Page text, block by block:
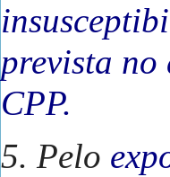
prevista no
CPP.
5. Pelo